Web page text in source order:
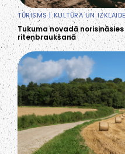
TŪRISMS|KULTŪRA UN IZKLAIDE
Tukuma novadā
riteņbraukšanā